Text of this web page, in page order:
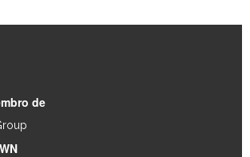
de